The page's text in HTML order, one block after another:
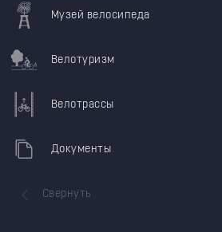
Музей велосипеда
Велотуризм
Велотрассы
Документы
Свернуть